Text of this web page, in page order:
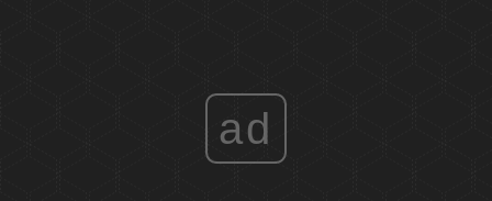
ad